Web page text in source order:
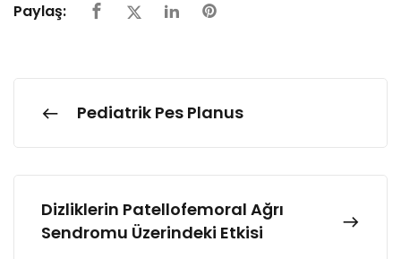
Paylaş:
Pediatrik Pes Planus
Dizliklerin Patellofemoral Ağrı
Sendromu Üzerindeki Etkisi